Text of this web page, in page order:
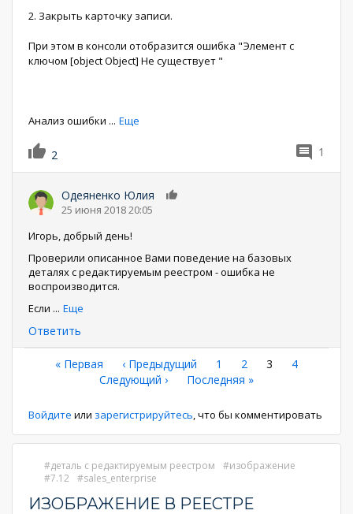
2. Закрыть карточку записи.
При этом в консоли отобразится ошибка "Элемент с
ключом [object Object] Не существует "
Анализ ошибки ... Еще
2 1
Одеяненко Юлия
25 июня 2018 20:05
Игорь, добрый день!
Проверили описанное Вами поведение на базовых
деталях с редактируемым реестром - ошибка не
воспроизводится.
Если ... Еще
Ответить
Нумерация
страниц
Первая
страница
« Первая ←
‹ Предыдущий Страница
1 Страница
2
Текущая
3 Страница
4
Следующая
Следующий ›
Последняя
Последняя »
Войдите или зарегистрируйтесь , что бы комментировать
деталь с редактируемым реестром
изображение
7.12
sales_enterprise
ИЗОБРАЖЕНИЕ В РЕЕСТРЕ